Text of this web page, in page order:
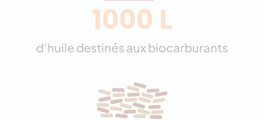
1000 L
d’huile destinés aux biocarburants